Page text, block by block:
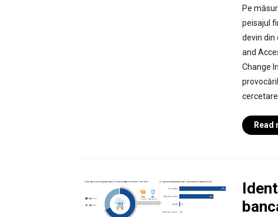
Pe
peisajul
devin din
and
Change
Read